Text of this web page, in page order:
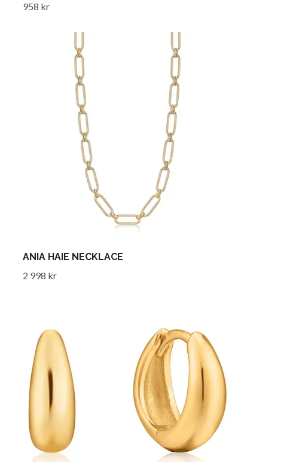
958 kr
ANIA HAIE NECKLACE
2 998 kr